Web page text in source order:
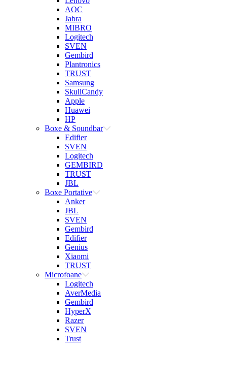
AOC
Jabra
MIBRO
Logitech
SVEN
Gembird
Plantronics
TRUST
Samsung
SkullCandy
Apple
Huawei
HP
Boxe & Soundbar
Edifier
SVEN
Logitech
GEMBIRD
TRUST
JBL
Boxe Portative
Anker
JBL
SVEN
Gembird
Edifier
Genius
Xiaomi
TRUST
Microfoane
Logitech
AverMedia
Gembird
HyperX
Razer
SVEN
Trust